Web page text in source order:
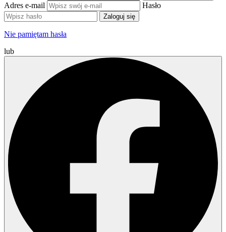
Adres e-mail Hasło
Zaloguj się
Nie pamiętam hasła
lub